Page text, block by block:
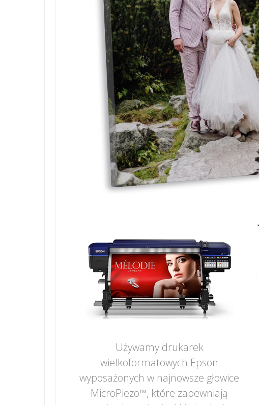
Używamy drukarek
wielkoformatowych Epson
wyposażonych w najnowsze głowice
MicroPiezo™, które zapewniają